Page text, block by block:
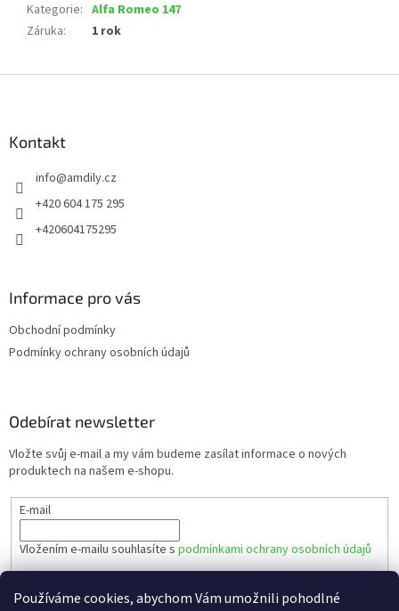
Používáme cookies, abychom Vám umožnili pohodlné
Kategorie: Alfa Romeo 147
Záruka: 1 rok
Kontakt
info@amdily.cz
+420 604 175 295
+420604175295
Informace pro vás
Obchodní podmínky
Podmínky ochrany osobních údajů
Odebírat newsletter
Vložte svůj e-mail a my vám budeme zasílat informace o nových
produktech na našem e-shopu.
E-mail
Vložením e-mailu souhlasíte s podmínkami ochrany osobních údajů
PŘIHLÁSIT SE